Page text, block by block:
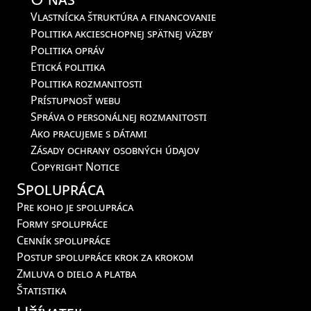
Vlastnícka štruktúra a financovanie
Politika akcieschopnej spätnej väzby
Politika opráv
Etická politika
Politika rozmanitosti
Prístupnosť webu
Správa o personálnej rozmanitosti
Ako pracujeme s dátami
Zásady ochrany osobných údajov
Copyright Notice
Spolupráca
Pre koho je spolupráca
Formy spolupráce
Cenník spolupráce
Postup spolupráce krok za krokom
Zmluva o dielo a platba
Štatistika